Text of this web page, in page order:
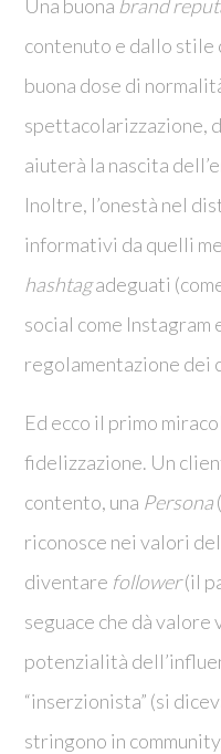
Una buona brand
contenuto e dallo stile
buona dose di
spettacolarizzazione,
aiuterà la nascita
Inoltre, l’onestà nel
informativi da quelli
hashtagadeguati
social come Instagram
regolamentazione dei
Ed ecco il primo
fidelizzazione. Un
contento, una Persona
riconosce nei valori
diventare follower(il
seguace che dà
potenzialità
“inserzionista” (si
stringono in